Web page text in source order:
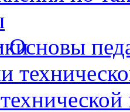
Основы